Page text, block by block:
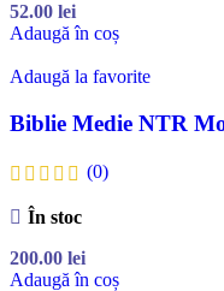
52.00 lei
Adaugă în coș
Adaugă la favorite
Biblie Medie NTR
(0)
În stoc
200.00 lei
Adaugă în coș